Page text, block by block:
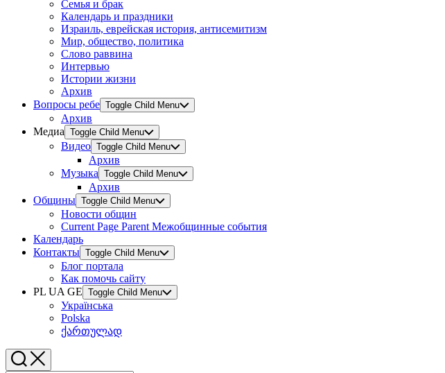
Семья и брак
Календарь и праздники
Израиль, еврейская история, антисемитизм
Мир, общество, политика
Слово раввина
Интервью
Истории жизни
Архив
Вопросы ребе Toggle Child Menu
Архив
Медиа Toggle Child Menu
Видео Toggle Child Menu
Архив
Музыка Toggle Child Menu
Архив
Общины Toggle Child Menu
Новости общин
Current Page Parent Межобщинные события
Календарь
Контакты Toggle Child Menu
Блог портала
Как помочь сайту
PL UA GE Toggle Child Menu
Українська
Polska
ქართულად